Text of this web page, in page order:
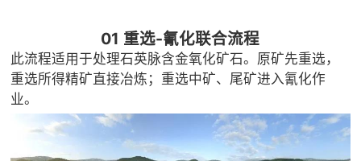
01 重选-氰化联合流程
此流程适用于处理石英脉含金氧化矿石。原矿先重选，
重选所得精矿直接冶炼；重选中矿、尾矿进入氰化作
业。
 矿山设计院
 选矿实验室
 关于金鹏